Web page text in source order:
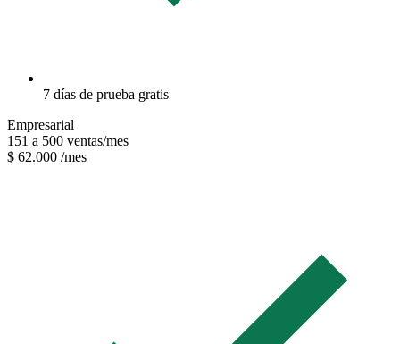
7 días de prueba gratis
Empresarial
151 a 500 ventas/mes
$ 62.000 /mes